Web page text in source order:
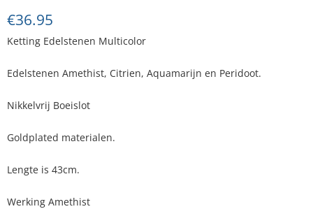
€36.95
Ketting Edelstenen Multicolor
Edelstenen Amethist, Citrien, Aquamarijn en Peridoot.
Nikkelvrij Boeislot
Goldplated materialen.
Lengte is 43cm.
Werking Amethist